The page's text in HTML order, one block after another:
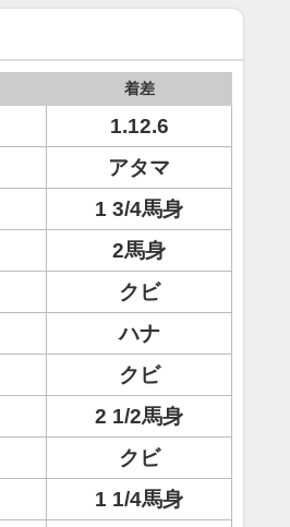
着差
1.12.6
アタマ
1 3/4馬身
2馬身
クビ
ハナ
クビ
2 1/2馬身
クビ
1 1/4馬身